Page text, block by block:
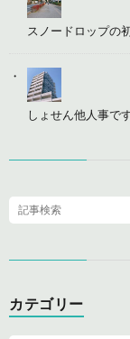
スノードロップの
しょせん他人事で
カテゴリー